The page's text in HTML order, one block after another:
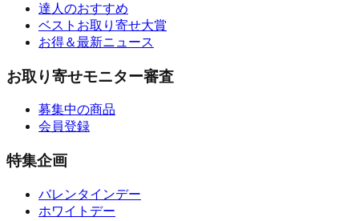
達人のおすすめ
ベストお取り寄せ大賞
お得＆最新ニュース
お取り寄せモニター審査
募集中の商品
会員登録
特集企画
バレンタインデー
ホワイトデー